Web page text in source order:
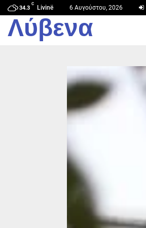
34.3
C
Livinë 6 Αυγούστου, 2026
Λύβενα